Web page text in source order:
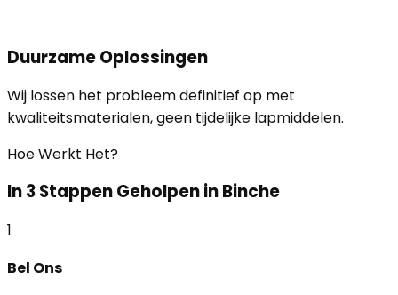
Duurzame Oplossingen
Wij lossen het probleem definitief op met
kwaliteitsmaterialen, geen tijdelijke lapmiddelen.
Hoe Werkt Het?
In 3 Stappen Geholpen in Binche
1
Bel Ons